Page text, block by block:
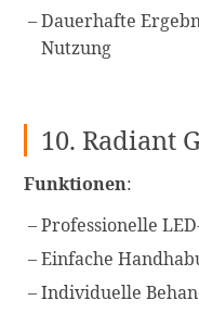
Dauerhafte
Nutzung
10. Radiant
Funktionen:
Professionelle
Einfache
Individuelle